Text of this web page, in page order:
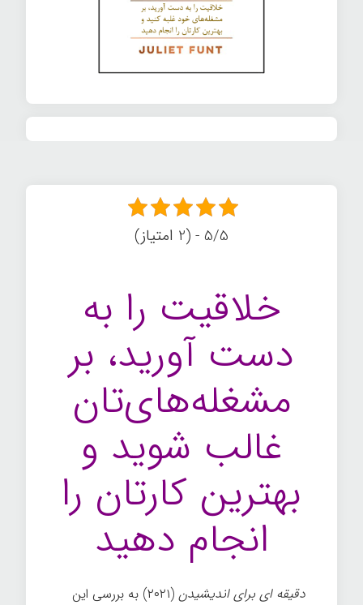
5/5 - (2 امتیاز)
خلاقیت را به
دست آورید، بر
مشغله‌های‌تان
غالب شوید و
بهترین کارتان را
انجام دهید
دقیقه ای برای اندیشیدن
(۲۰۲۱) به بررسی این